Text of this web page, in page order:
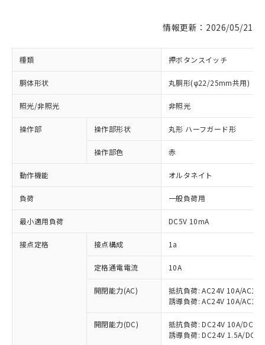
情報更新：2026/05/21
種類 押ボタンスイッチ
胴体形状 丸胴形(φ22/25mm共用)
照光/非照光 非照光
操作部 操作部形状 丸形 ハーフガード形
操作部色 赤
動作機能 オルタネイト
負荷 一般負荷用
最小適用負荷 DC5V 10mA
接点定格 接点構成 1a
定格通電電流 10A
開閉能力(AC)
抵抗負荷: AC24V 10A/
誘導負荷: AC24V 10A/
開閉能力(DC)
抵抗負荷: DC24V 10A/
誘導負荷: DC24V 1.5A/
※1 対応状況
対応済み：EU RoHS指令（10物質）の
非含有に対応した製品が提供可能な商品で
対応予定：EU RoHS指令（10物質）の非含
有に対応した製品に切り替える予定のある